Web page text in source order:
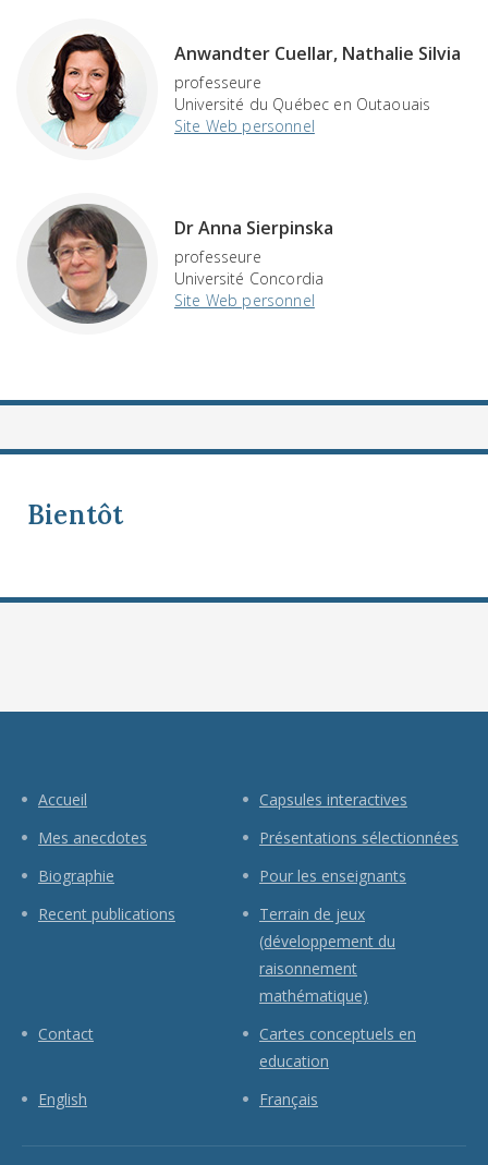
Anwandter Cuellar, Nathalie Silvia
professeure
Université du Québec en Outaouais
Site Web personnel
Dr Anna Sierpinska
professeure
Université Concordia
Site Web personnel
Bientôt
Accueil
Capsules interactives
Mes anecdotes
Présentations sélectionnées
Biographie
Pour les enseignants
Recent publications
Terrain de jeux
(développement du
raisonnement
mathématique)
Contact
Cartes conceptuels en
education
English
Français